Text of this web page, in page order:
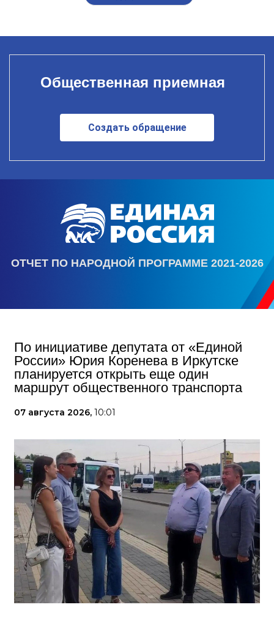
Общественная приемная
Создать обращение
ОТЧЕТ ПО НАРОДНОЙ ПРОГРАММЕ 2021-2026
По инициативе депутата от «Единой
России» Юрия Коренева в Иркутске
планируется открыть еще один
маршрут общественного транспорта
07 августа 2026, 10:01